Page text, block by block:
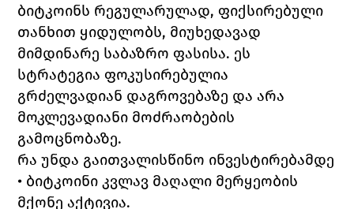
ბიტკოინს რეგულარულად, ფიქსირებული
თანხით ყიდულობს, მიუხედავად
მიმდინარე საბაზრო ფასისა. ეს
სტრატეგია ფოკუსირებულია
გრძელვადიან დაგროვებაზე და არა
მოკლევადიანი მოძრაობების
გამოცნობაზე.
რა უნდა გაითვალისწინო ინვესტირებამდე
• ბიტკოინი კვლავ მაღალი მერყეობის
მქონე აქტივია.